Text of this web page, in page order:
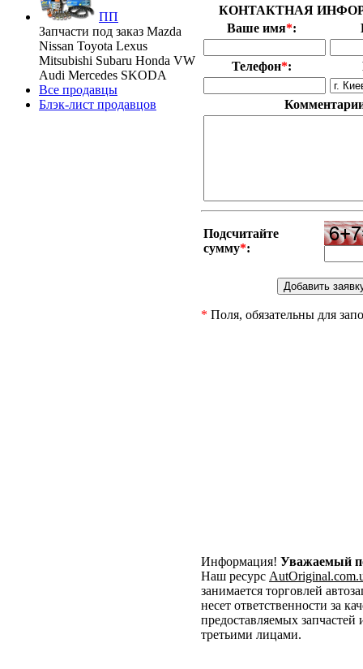
ПП
Запчасти под заказ Mazda
Nissan Toyota Lexus
Mitsubishi Subaru Honda VW
Audi Mercedes SKODA
Все продавцы
Блэк-лист продавцов
КОНТАКТНАЯ
Ваше имя*:
Телефон*:
Подсчитайте
сумму*:
* Поля, обязательны для
Информация! Уважаемый
Наш ресурс
занимается торговлей
несет ответственности за
предоставляемых запчастей
третьими лицами.